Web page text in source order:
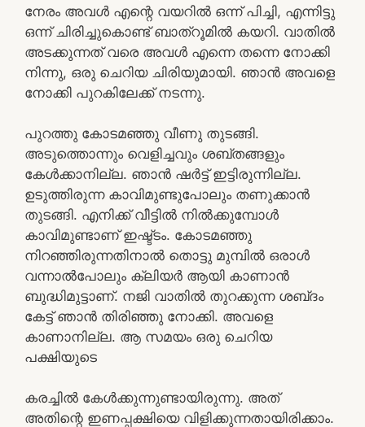
നേരം അവൾ എന്റെ വയറിൽ ഒന്ന് പിച്ചി, എന്നിട്ടു
ഒന്ന് ചിരിച്ചുകൊണ്ട് ബാത്റൂമിൽ കയറി. വാതിൽ
അടക്കുന്നത് വരെ അവൾ എന്നെ തന്നെ നോക്കി
നിന്നു, ഒരു ചെറിയ ചിരിയുമായി. ഞാൻ അവളെ
നോക്കി പുറകിലേക്ക് നടന്നു.
പുറത്തു കോടമഞ്ഞു വീണു തുടങ്ങി.
അടുത്തൊന്നും വെളിച്ചവും ശബ്തങ്ങളും
കേൾക്കാനില്ല. ഞാൻ ഷർട്ട് ഇട്ടിരുന്നില്ല.
ഉടുത്തിരുന്ന കാവിമുണ്ടുപോലും തണുക്കാൻ
തുടങ്ങി. എനിക്ക് വീട്ടിൽ നിൽക്കുമ്പോൾ
കാവിമുണ്ടാണ് ഇഷ്ട്ടം. കോടമഞ്ഞു
നിറഞ്ഞിരുന്നതിനാൽ തൊട്ടു മുമ്പിൽ ഒരാൾ
വന്നാൽപോലും ക്ലിയർ ആയി കാണാൻ
ബുദ്ധിമുട്ടാണ്. നജി വാതിൽ തുറക്കുന്ന ശബ്‌ദം
കേട്ട് ഞാൻ തിരിഞ്ഞു നോക്കി. അവളെ
കാണാനില്ല. ആ സമയം ഒരു ചെറിയ
പക്ഷിയുടെ
കരച്ചിൽ കേൾക്കുന്നുണ്ടായിരുന്നു. അത്
അതിന്റെ ഇണപ്പക്ഷിയെ വിളിക്കുന്നതായിരിക്കാം.